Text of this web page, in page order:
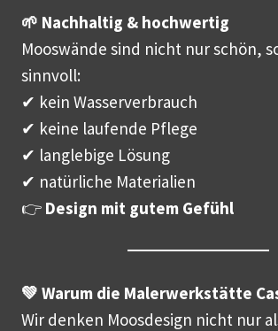
🌱 Nachhaltig & hochwertig
Mooswände sind nicht nur schön,
sinnvoll:
✔ kein Wasserverbrauch
✔ keine laufende Pflege
✔ langlebige Lösung
✔ natürliche Materialien
👉 Design mit gutem Gefühl
💚 Warum die Malerwerkstätte
Wir denken Moosdesign nicht nur